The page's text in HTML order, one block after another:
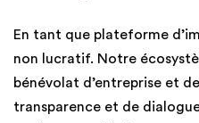
En tant que plateforme
non lucratif. Notre
bénévolat d’entreprise et
transparence et de